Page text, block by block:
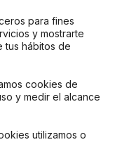
para fines
y mostrarte
tus hábitos de
cookies de
y medir el alcance
utilizamos o